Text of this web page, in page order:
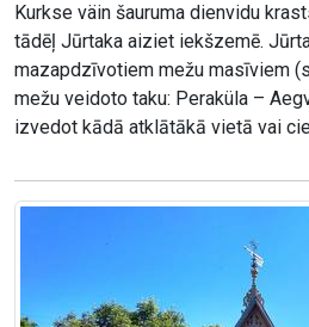
Kurkse väin šauruma dienvidu
tādēļ Jūrtaka aiziet iekšzemē.
mazapdzīvotiem mežu masīviem
mežu veidoto taku: Peraküla –
izvedot kādā atklātākā vietā vai